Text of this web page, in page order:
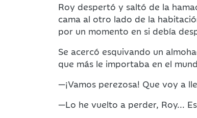
Roy despertó y saltó de la
cama al otro lado de la
por un momento en si debía
Se acercó esquivando un
que más le importaba en el
—¡Vamos perezosa! Que voy a
—Lo he vuelto a perder, Roy...